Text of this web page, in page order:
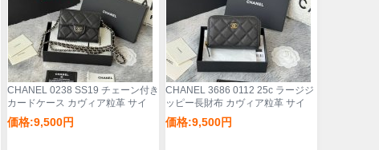
CHANEL 0238 SS19 チェーン付き
カードケース カヴィア粒革 サイ
ズ:12.5x8.5x2.5cm
価格:9,500円
CHANEL 3686 0112 25c ラージジ
ッピー長財布 カヴィア粒革 サイ
ズ:12x8x2cm
価格:9,500円